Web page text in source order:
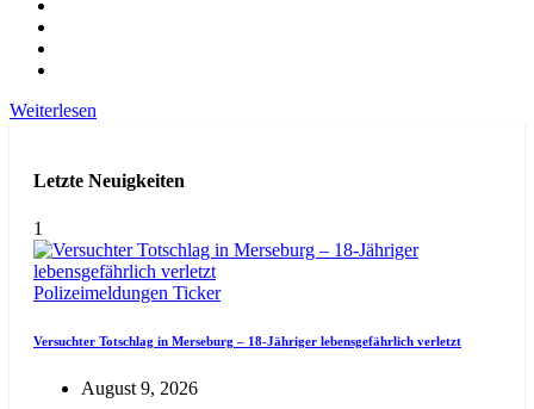
Weiterlesen
Letzte Neuigkeiten
1
Polizeimeldungen Ticker
Versuchter Totschlag in Merseburg – 18-Jähriger lebensgefährlich verletzt
August 9, 2026